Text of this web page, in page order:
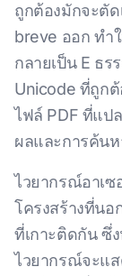
ถูกต้องมักจะตัด
breve ออก ทำ
กลายเป็น E ธ
Unicode ที่ถูก
ไฟล์ PDF ที่แป
ผลและการค้น
ไวยากรณ์อาเซ
โครงสร้างที่นอ
ที่เกาะติดกัน ซึ่
ไวยากรณ์จะแ